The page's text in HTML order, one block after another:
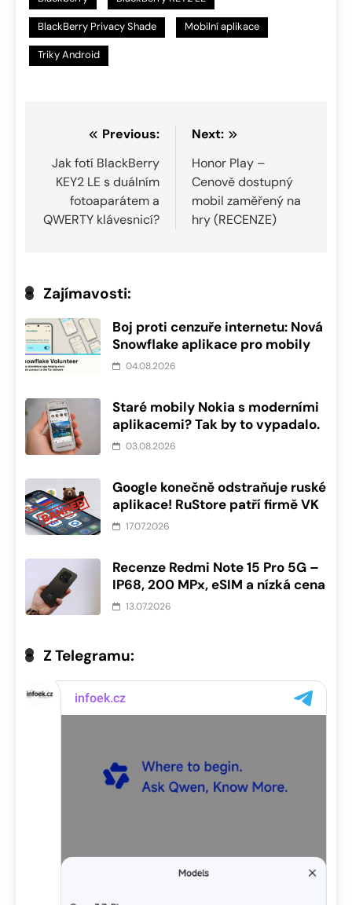
BlackBerry Privacy Shade Mobilní aplikace
Triky Android
Navigace
pro
příspěvek
Previous:
Jak fotí BlackBerry
KEY2 LE s duálním
fotoaparátem a
QWERTY klávesnicí?
Next:
Honor Play –
Cenově dostupný
mobil zaměřený na
hry (RECENZE)
Zajímavosti:
Boj proti cenzuře internetu: Nová
Snowflake aplikace pro mobily
04.08.2026
Staré mobily Nokia s moderními
aplikacemi? Tak by to vypadalo.
03.08.2026
Google konečně odstraňuje ruské
aplikace! RuStore patří firmě VK
17.07.2026
Recenze Redmi Note 15 Pro 5G –
IP68, 200 MPx, eSIM a nízká cena
13.07.2026
Z Telegramu: